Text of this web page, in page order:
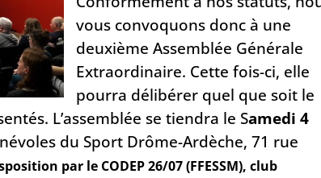
vous convoquons donc à une
deuxième Assemblée Générale
Extraordinaire. Cette fois-ci, elle
pourra délibérer quel que soit le
L’assemblée se tiendra le Samedi 4
du Sport Drôme-Ardèche,71 rue
par le CODEP 26/07 (FFESSM), club